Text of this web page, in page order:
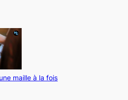
maille à la fois